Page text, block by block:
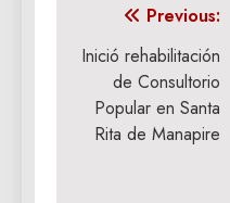
Navegación
de
entradas
Previous:
‎Inició rehabilitación
de Consultorio
Popular en Santa
Rita de Manapire